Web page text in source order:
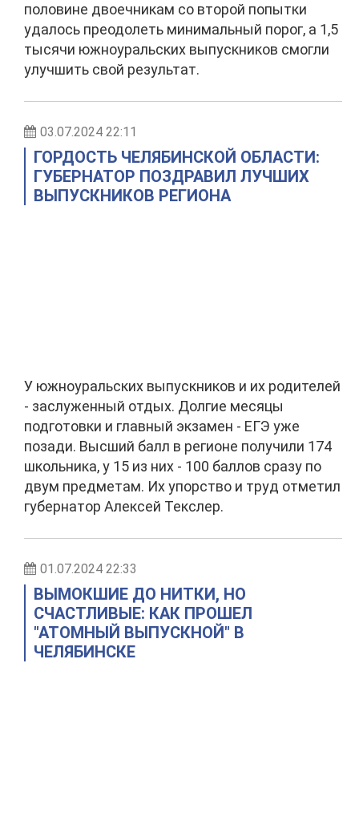
половине двоечникам со второй попытки
удалось преодолеть минимальный порог, а 1,5
тысячи южноуральских выпускников смогли
улучшить свой результат.
03.07.2024 22:11
ГОРДОСТЬ ЧЕЛЯБИНСКОЙ ОБЛАСТИ:
ГУБЕРНАТОР ПОЗДРАВИЛ ЛУЧШИХ
ВЫПУСКНИКОВ РЕГИОНА
У южноуральских выпускников и их родителей
- заслуженный отдых. Долгие месяцы
подготовки и главный экзамен - ЕГЭ уже
позади. Высший балл в регионе получили 174
школьника, у 15 из них - 100 баллов сразу по
двум предметам. Их упорство и труд отметил
губернатор Алексей Текслер.
01.07.2024 22:33
ВЫМОКШИЕ ДО НИТКИ, НО
СЧАСТЛИВЫЕ: КАК ПРОШЕЛ
"АТОМНЫЙ ВЫПУСКНОЙ" В
ЧЕЛЯБИНСКЕ